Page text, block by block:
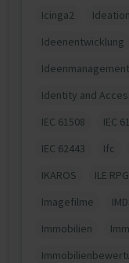
Icinga2
Ideation
Ideenentwicklung
Ideenmanagement
Identity and
IEC 61508
IEC
IEC 62443
Ifc
IKAROS
ILE RPG
Imagefilme
Immobilien